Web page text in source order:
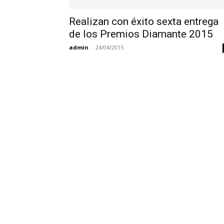
Realizan con éxito sexta entrega
de los Premios Diamante 2015
admin - 24/04/2015